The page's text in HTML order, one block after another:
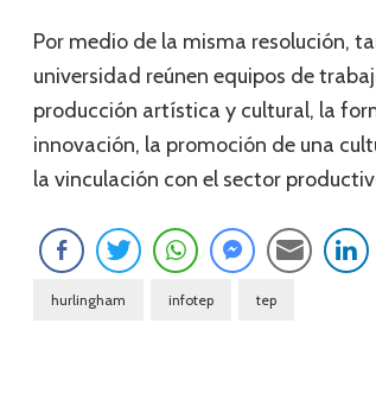
Por medio de la misma resolución,
universidad reúnen equipos de
producción artística y cultural, la
innovación, la promoción de una
la vinculación con el sector
hurlingham infotep tep